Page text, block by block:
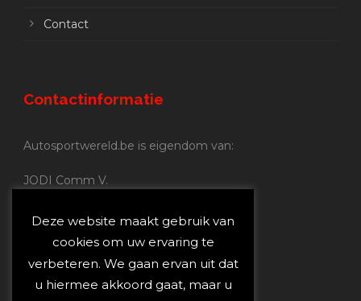
Contact
Contactinformatie
Autosportwereld.be is eigendom van:
JODI Comm V.
Nijverheidsstraat 70
2160 Wommelgem
Autosportwereld.be:
Redactie:joost@autosportwereld.be
Deze website maakt gebruik van
cookies om uw ervaring te
verbeteren. We gaan ervan uit dat
u hiermee akkoord gaat, maar u